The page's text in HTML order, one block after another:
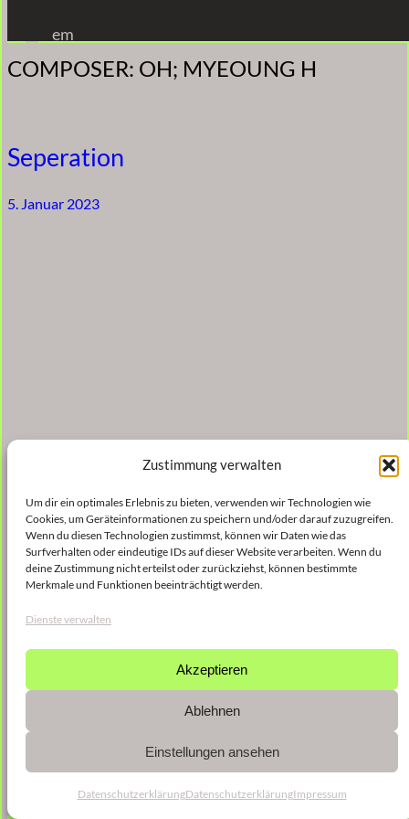
Zustimmung verwalten
Um dir ein optimales Erlebnis zu bieten, verwenden wir Technologien wie
Cookies, um Geräteinformationen zu speichern und/oder darauf zuzugreifen.
Wenn du diesen Technologien zustimmst, können wir Daten wie das
Surfverhalten oder eindeutige IDs auf dieser Website verarbeiten. Wenn du
deine Zustimmung nicht erteilst oder zurückziehst, können bestimmte
Merkmale und Funktionen beeinträchtigt werden.
Dienste verwalten
Akzeptieren
Ablehnen
Einstellungen ansehen
DatenschutzerklärungDatenschutzerklärungImpressum
Inhalt
springen
em
COMPOSER: OH; MYEOUNG H
Seperation
5. Januar 2023